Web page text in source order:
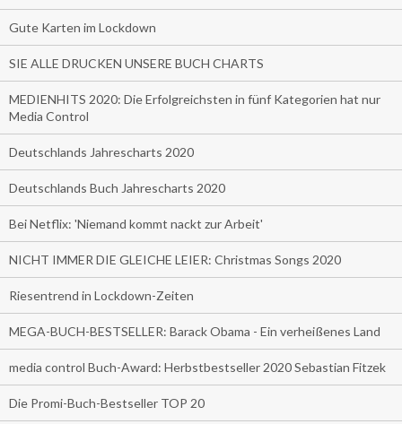
Gute Karten im Lockdown
SIE ALLE DRUCKEN UNSERE BUCH CHARTS
MEDIENHITS 2020: Die Erfolgreichsten in fünf Kategorien hat nur
Media Control
Deutschlands Jahrescharts 2020
Deutschlands Buch Jahrescharts 2020
Bei Netflix: 'Niemand kommt nackt zur Arbeit'
NICHT IMMER DIE GLEICHE LEIER: Christmas Songs 2020
Riesentrend in Lockdown-Zeiten
MEGA-BUCH-BESTSELLER: Barack Obama - Ein verheißenes Land
media control Buch-Award: Herbstbestseller 2020 Sebastian Fitzek
Die Promi-Buch-Bestseller TOP 20